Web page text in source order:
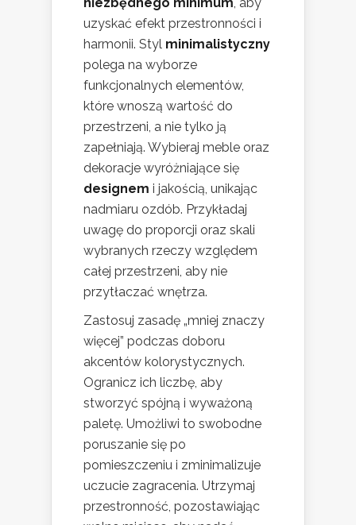
uzyskać efekt przestronności i
harmonii. Styl minimalistyczny
polega na wyborze
funkcjonalnych elementów,
które wnoszą wartość do
przestrzeni, a nie tylko ją
zapełniają. Wybieraj meble oraz
dekoracje wyróżniające się
designem i jakością, unikając
nadmiaru ozdób. Przykładaj
uwagę do proporcji oraz skali
wybranych rzeczy względem
całej przestrzeni, aby nie
przytłaczać wnętrza.
Zastosuj zasadę „mniej znaczy
więcej” podczas doboru
akcentów kolorystycznych.
Ogranicz ich liczbę, aby
stworzyć spójną i wyważoną
paletę. Umożliwi to swobodne
poruszanie się po
pomieszczeniu i zminimalizuje
uczucie zagracenia. Utrzymaj
przestronność, pozostawiając